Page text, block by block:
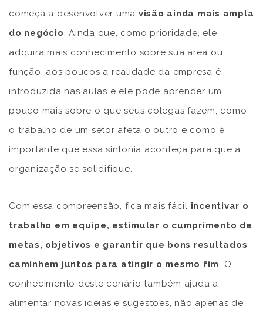
começa a desenvolver uma visão ainda mais ampla
do negócio. Ainda que, como prioridade, ele
adquira mais conhecimento sobre sua área ou
função, aos poucos a realidade da empresa é
introduzida nas aulas e ele pode aprender um
pouco mais sobre o que seus colegas fazem, como
o trabalho de um setor afeta o outro e como é
importante que essa sintonia aconteça para que a
organização se solidifique.
Com essa compreensão, fica mais fácil incentivar o
trabalho em equipe, estimular o cumprimento de
metas, objetivos e garantir que bons resultados
caminhem juntos para atingir o mesmo fim. O
conhecimento deste cenário também ajuda a
alimentar novas ideias e sugestões, não apenas de